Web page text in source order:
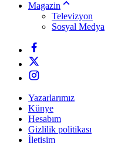
Magazin
Televizyon
Sosyal Medya
Yazarlarımız
Künye
Hesabım
Gizlilik politikası
İletişim